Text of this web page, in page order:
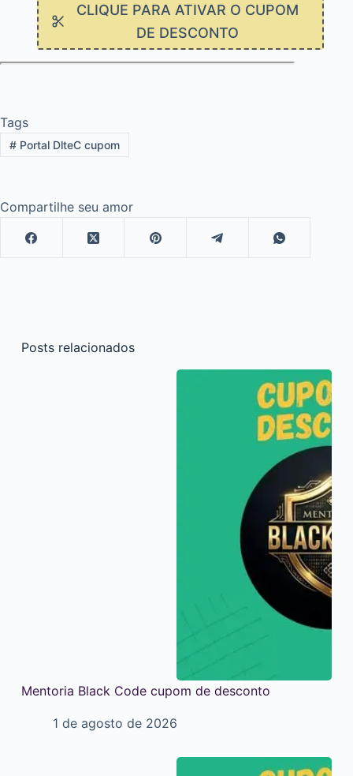
CLIQUE PARA ATIVAR O CUPOM
DE DESCONTO
Tags
#Portal DlteC cupom
Compartilhe seu amor
Posts relacionados
Mentoria Black Code cupom de desconto
1 de agosto de 2026